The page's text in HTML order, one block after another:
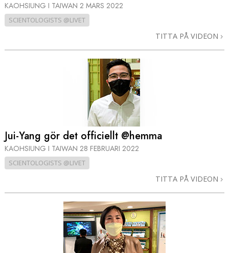
KAOHSIUNG I TAIWAN 2 MARS 2022
SCIENTOLOGISTS @LIVET
TITTA PÅ VIDEON
Jui-Yang gör det officiellt @hemma
KAOHSIUNG I TAIWAN 28 FEBRUARI 2022
SCIENTOLOGISTS @LIVET
TITTA PÅ VIDEON